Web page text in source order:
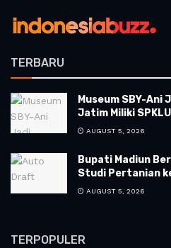
TERBARU
Museum SBY-Ani
Jatim Miliki SPKLU
AUGUST 5, 2026
Bupati Madiun
Studi Pertanian
AUGUST 5, 2026
TERPOPULER